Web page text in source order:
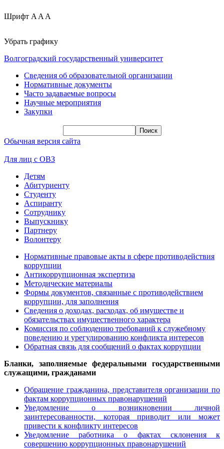
Шрифт A A A
Убрать графику
Волгоградский государственный университет
Сведения об образовательной организации
Нормативные документы
Часто задаваемые вопросы
Научные мероприятия
Закупки
Обычная версия сайта
Для лиц с ОВЗ
Детям
Абитуриенту
Студенту
Аспиранту
Сотруднику
Выпускнику
Партнеру
Волонтеру
Нормативные правовые акты в сфере противодействия
коррупции
Антикоррупционная экспертиза
Методические материалы
Формы документов, связанные с противодействием
коррупции, для заполнения
Сведения о доходах, расходах, об имуществе и
обязательствах имущественного характера
Комиссия по соблюдению требований к служебному
поведению и урегулированию конфликта интересов
Обратная связь для сообщений о фактах коррупции
Бланки, заполняемые федеральными государственными
служащими, гражданами
Обращение гражданина, представителя организации по
фактам коррупционных правонарушений
Уведомление о возникновении личной
заинтересованности, которая приводит или может
привести к конфликту интересов
Уведомление работника о фактах склонения к
совершению коррупционных правонарушений